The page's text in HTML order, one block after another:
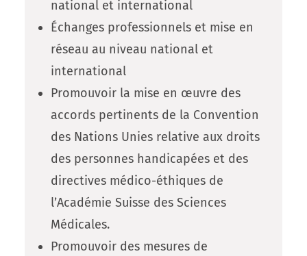
national et international
Échanges professionnels et mise en
réseau au niveau national et
international
Promouvoir la mise en œuvre des
accords pertinents de la Convention
des Nations Unies relative aux droits
des personnes handicapées et des
directives médico-éthiques de
l’Académie Suisse des Sciences
Médicales.
Promouvoir des mesures de